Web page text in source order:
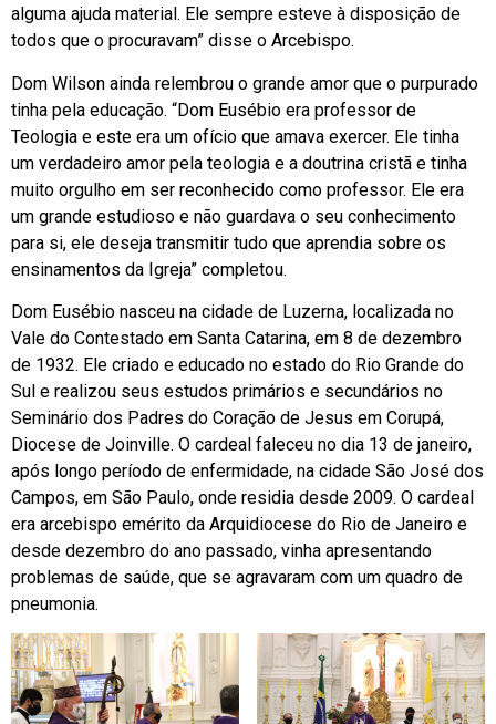
alguma ajuda material. Ele sempre esteve à disposição de
todos que o procuravam” disse o Arcebispo.
Dom Wilson ainda relembrou o grande amor que o purpurado
tinha pela educação. “Dom Eusébio era professor de
Teologia e este era um ofício que amava exercer. Ele tinha
um verdadeiro amor pela teologia e a doutrina cristã e tinha
muito orgulho em ser reconhecido como professor. Ele era
um grande estudioso e não guardava o seu conhecimento
para si, ele deseja transmitir tudo que aprendia sobre os
ensinamentos da Igreja” completou.
Dom Eusébio nasceu na cidade de Luzerna, localizada no
Vale do Contestado em Santa Catarina, em 8 de dezembro
de 1932. Ele criado e educado no estado do Rio Grande do
Sul e realizou seus estudos primários e secundários no
Seminário dos Padres do Coração de Jesus em Corupá,
Diocese de Joinville. O cardeal faleceu no dia 13 de janeiro,
após longo período de enfermidade, na cidade São José dos
Campos, em São Paulo, onde residia desde 2009. O cardeal
era arcebispo emérito da Arquidiocese do Rio de Janeiro e
desde dezembro do ano passado, vinha apresentando
problemas de saúde, que se agravaram com um quadro de
pneumonia.